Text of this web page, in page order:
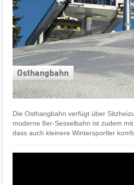
Osthangbahn
Die Osthangbahn verfügt über
moderne 8er-Sesselbahn ist zudem
dass auch kleinere Wintersportler